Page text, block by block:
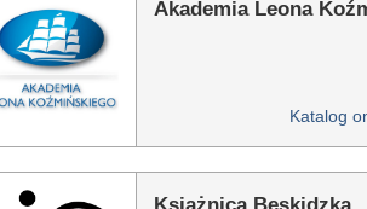
Akademia Leona
Katalog